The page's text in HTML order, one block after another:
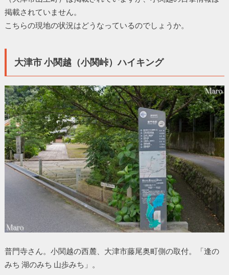
掲載されていません。
こちらの現地の状況はどうなっているのでしょうか。
大津市 小関越（小関峠）ハイキング
普門寺さん。小関越の西麓、大津市藤尾奥町側の取付。「逢の
みち 湖のみち 山歩みち」。